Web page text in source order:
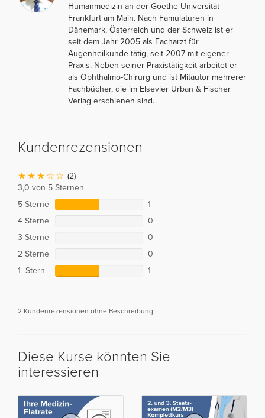
Humanmedizin an der Goethe-Universität
Frankfurt am Main. Nach Famulaturen in
Dänemark, Österreich und der Schweiz ist er
seit dem Jahr 2005 als Facharzt für
Augenheilkunde tätig, seit 2007 mit eigener
Praxis. Neben seiner Praxistätigkeit arbeitet er
als Ophthalmo-Chirurg und ist Mitautor mehrerer
Fachbücher, die im Elsevier Urban & Fischer
Verlag erschienen sind.
Kundenrezensionen
(2)
3,0 von 5 Sternen
5 Sterne
1
4 Sterne
0
3 Sterne
0
2 Sterne
0
1 Stern
1
2 Kundenrezensionen ohne Beschreibung
Diese Kurse könnten Sie
interessieren